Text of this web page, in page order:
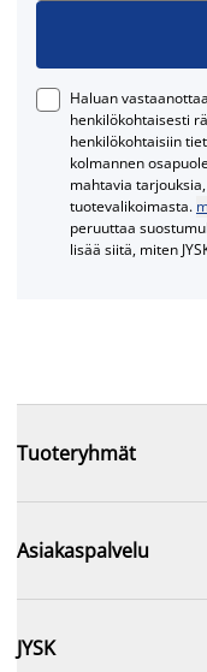
Haluan
henkilökohtaisesti
henkilökohtaisiin
kolmannen
mahtavia
tuotevalikoimasta.
peruuttaa
lisää siitä, miten
Tuoteryhmät
Asiakaspalvelu
JYSK